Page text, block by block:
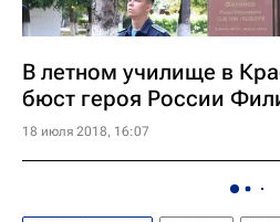
В летном училище в
бюст героя России
18 июля 2018, 16:07